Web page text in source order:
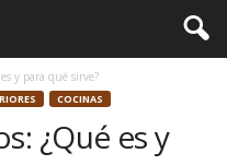
y para qué sirve?
COCINAS
¿Qué es y